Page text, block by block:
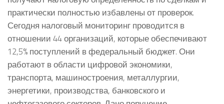
практически полностью избавлены от проверок.
Сегодня налоговый мониторинг проводится в
отношении 44 организаций, которые обеспечивают
12,5% поступлений в федеральный бюджет. Они
работают в области цифровой экономики,
транспорта, машиностроения, металлургии,
энергетики, производства, банковского и